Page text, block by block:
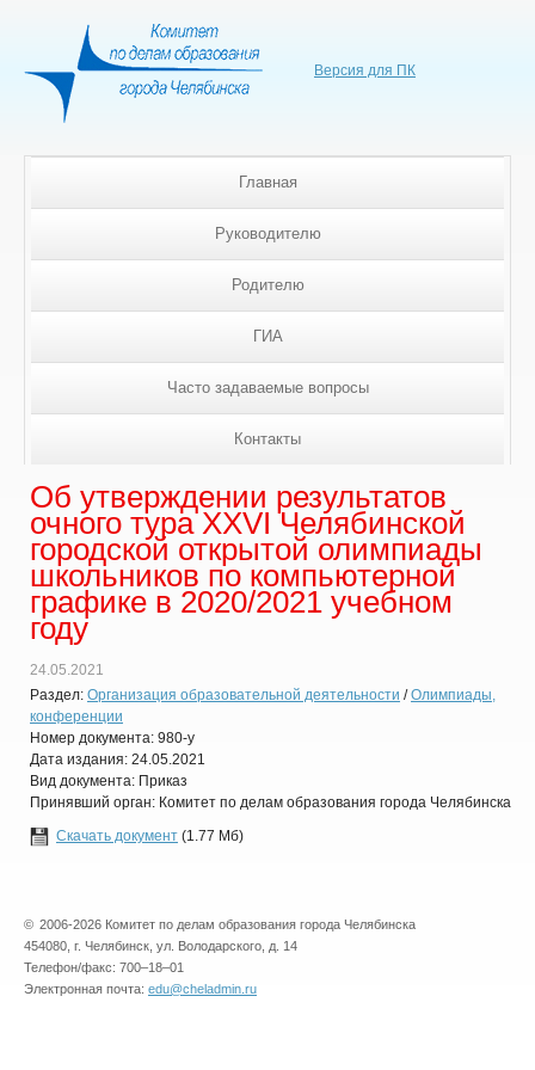
Версия для ПК
Главная
Руководителю
Родителю
ГИА
Часто задаваемые вопросы
Контакты
Об утверждении результатов
очного тура XXVI Челябинской
городской открытой олимпиады
школьников по компьютерной
графике в 2020/2021 учебном
году
24.05.2021
Раздел: Организация образовательной деятельности /Олимпиады,
конференции
Номер документа: 980-у
Дата издания: 24.05.2021
Вид документа: Приказ
Принявший орган: Комитет по делам образования города Челябинска
Скачать документ (1.77 Мб)
© 2006-2026 Комитет по делам образования города Челябинска
454080, г. Челябинск, ул. Володарского, д. 14
Телефон/факс: 700–18–01
Электронная почта: edu@cheladmin.ru